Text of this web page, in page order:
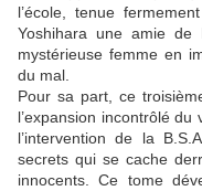
l’école, tenue
Yoshihara une amie
mystérieuse femme en
du mal.
Pour sa part, ce
l’expansion incontrôlé
l’intervention de la
secrets qui se cache
innocents. Ce tome